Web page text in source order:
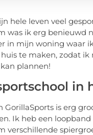
hele leven veel
was ik erg benieuwd
in mijn woning waar
te maken, zodat
plannen!
in
GorillaSports is erg
Ik heb een
verschillende